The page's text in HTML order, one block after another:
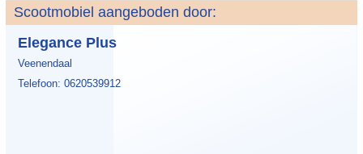
Scootmobiel aangeboden door:
Elegance Plus
Veenendaal
Telefoon: 0620539912